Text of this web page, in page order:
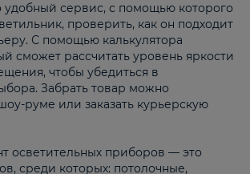
удобный сервис, с помощью которого
проверить, как он подходит
С помощью калькулятора
сможет рассчитать уровень яркости
чтобы убедиться в
Забрать товар можно
руме или заказать курьерскую
осветительных приборов — это
среди которых: потолочные,